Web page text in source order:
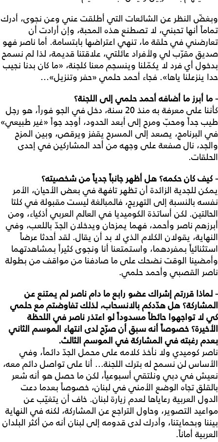
وبغضّ النظر عن الشائعات التي أطلقت عني وعن نجوى، أدرك
تماماً أنها تحبني، لا تصطنع هذه المحبة، وإن أرادت أن
تعارضني في حلقة ما، تنهي اعتراضها بابتسامة. أما ناصر فهو
صديق مقرّب لي ولأفراد عائلتي، علاقتنا قديمة، لذا لم نسمح
بدخول أي فرد لا يكمّلنا وينسجم معنا كلجنة، «ما كان بدنا نجيب
حدا ينزعلنا ياها». فجاء أحمد حلمي «حفر وتنزيل»...
- ما أبرزما أضافهأحمدحلميإلى اللجنة؟
كأننا على معرفة به منذ 20 سنة، دخل في الجو فوراً، هو رجل
طيب جداً ومحبّ ومرح إلى أبعد الحدود، أوجد جواً «غير طبيعي»
في البرنامج، يصعد إلى المسرح يقفز ويرقص، وبين المزح
والجد، نال صفعة على وجهه من أحد المشاركين في إحدى
الحلقات.
- كيفكانحكمه؟ هلأظهرجانباًجدياًمنشخصيته؟
يمكن للجدية الزائدة أن تظهر تافهة في بعض الأحيان، الأمر
نفسه بالنسبة إلى التهريج، فالمبالغة ليست مقبولة في كلتا
الحالتين. لكن أساتذة الكوميديا في العالم العربي أذكياء، ومن
أبرزهم ناصر وأحمد، فهما يمزحان ويدخلان الجدّ باللعب، وفي
النهاية، يقولان الكلام الذي لا بد أن يقال. لقد أحدثا عرضاً
استثنائياً بمفردهما، واستمتعنا أنا ونجوى كثيراً بمشاهدتهما
وأمضينا الوقت نضحك على ما صادفنا من مواقف من بطولة
ناصر القصبي وأحمد حلمي.
- لماذا قررتمإشراكعضو رابعما دامناصرلم يمتنععن
المشاركة؟ هلهدّدكمبالانسحاب، لذلكتفاوضتممعحلمي
كي لا تواجهوا حائطاًمسدوداًلو اعتذرناصرفي اللحظة
الأخيرة؟ خصوصاًأنهسبقأنصرّحلدى انتهاء الموسم الثاني
بعدم رغبتهفي المشاركةفي الموسم الثالث.
ناصر كوميدي ولا نأخذ كلامه على محمل الجدّ دائماً، وفي
الأساس لن نسمح له بترك اللجنة... أنا على تواصل دائم معه،
نعيش في دبي ونلتقي أسبوعياً، لكن ما حصل هو أنه شعر
بالقلق تجاه الوضع الأمني في لبنان، خصوصاً بعدما دعت
الدول العربية رعاياها لعدم زيارة لبنان. خاف أن يتغيّب عن
مواعيد التصوير، وحاول التراجع عن المشاركة، لكنه في النهاية
بيننا وبحمايتنا، وأدرك لدى قدومه إلى لبنان أنه من أكثر البلدان
العربية أماناً.